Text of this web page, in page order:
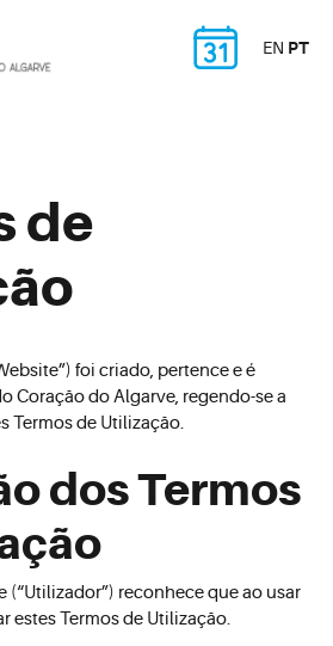
EN PT
de
foi criado, pertence e é
Coração do Algarve, regendo-se a
Termos de Utilização.
dos Termos
reconhece que ao usar
estes Termos de Utilização.